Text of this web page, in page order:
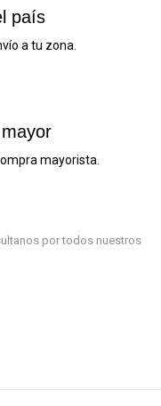
país
a tu zona.
mayorista.
por todos nuestros